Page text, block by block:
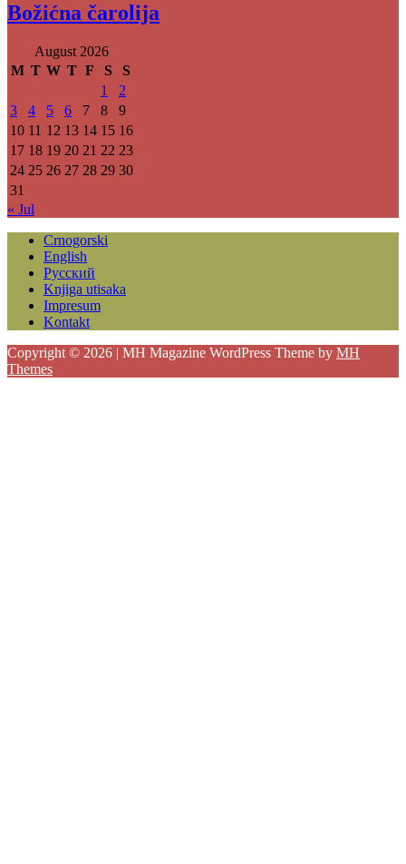
Božićna čarolija
August 2026
M T W T F S
S
1
2
3
4 5 6 7 8
9
10 11 12 13 14 15 16
17 18 19 20 21 22 23
24 25 26 27 28 29 30
31
« Jul
Crnogorski
English
Русский
Knjiga utisaka
Impresum
Kontakt
Copyright © 2026 | MH Magazine WordPress Theme by MH
Themes